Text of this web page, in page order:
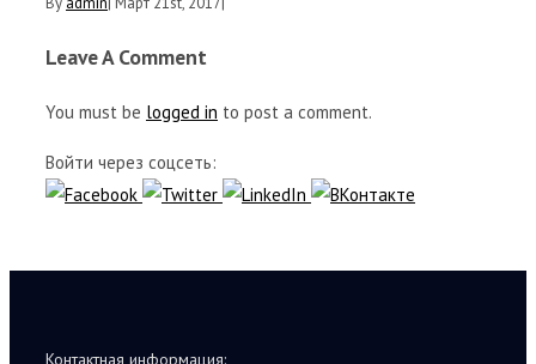
Leave A Comment
You must be logged in to post a comment.
Войти через соцсеть:
Контактная информация: